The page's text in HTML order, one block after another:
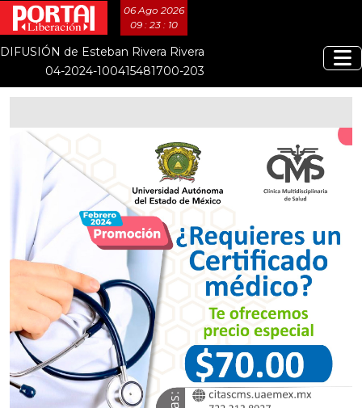
06 Ago 2026
09 : 23 : 10
DIFUSIÓN de Esteban Rivera Rivera
04-2024-100415481700-203